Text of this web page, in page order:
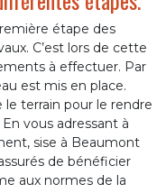
étape des
C’est lors de cette
à effectuer. Par
est mis en place.
le terrain pour le rendre
vous adressant à
sise à Beaumont
de bénéficier
aux normes de la